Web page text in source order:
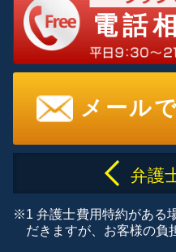
電話
メール
弁護
※1 弁護士費用特約がある場合相談料を保険会社からいた
だきますが、お客様の負